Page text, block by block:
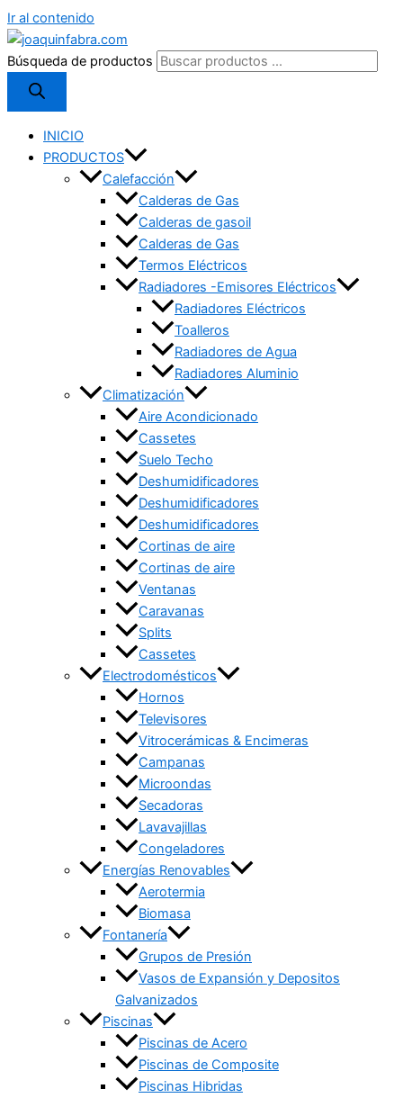
Ir al contenido
Búsqueda de productos
INICIO
PRODUCTOS
Calefacción
Calderas de Gas
Calderas de gasoil
Calderas de Gas
Termos Eléctricos
Radiadores -Emisores Eléctricos
Radiadores Eléctricos
Toalleros
Radiadores de Agua
Radiadores Aluminio
Climatización
Aire Acondicionado
Cassetes
Suelo Techo
Deshumidificadores
Deshumidificadores
Deshumidificadores
Cortinas de aire
Cortinas de aire
Ventanas
Caravanas
Splits
Cassetes
Electrodomésticos
Hornos
Televisores
Vitrocerámicas & Encimeras
Campanas
Microondas
Secadoras
Lavavajillas
Congeladores
Energías Renovables
Aerotermia
Biomasa
Fontanería
Grupos de Presión
Vasos de Expansión y Depositos
Galvanizados
Piscinas
Piscinas de Acero
Piscinas de Composite
Piscinas Hibridas